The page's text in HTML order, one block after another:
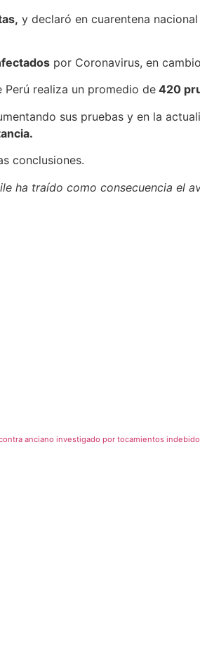
y declaró en cuarentena
por Coronavirus, en
Perú realiza un promedio de 420
sus pruebas y en la
conclusiones.
ha traído como consecuencia el
anciano investigado por tocamientos